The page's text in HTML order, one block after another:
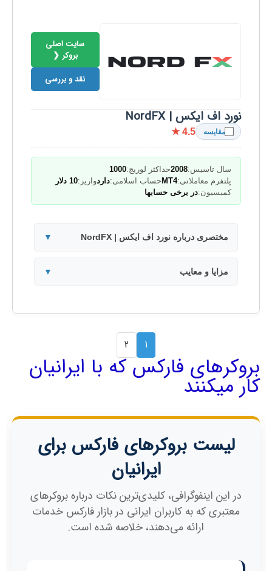
نورد اف ایکس | NordFX
مقایسه ★ 4.5
سال تاسیس:2008حداکثر لوریج:1000
پلتفرم معاملاتی:MT4 حساب اسلامی:داردواریز:10 دلار
کمیسیون:در برخی حسابها
سایت اصلی
بروکر ❮
نقد و بررسی
مختصری درباره نورد اف ایکس | NordFX ▼
مزایا و معایب ▼
1
2
بروکرهای فارکس که با ایرانیان
کار میکنند
لیست بروکرهای فارکس برای
ایرانیان
در این اینفوگرافی، کلیدی‌ترین نکات درباره بروکرهای
معتبری که به کاربران ایرانی در بازار فارکس خدمات
ارائه می‌دهند، خلاصه شده است.